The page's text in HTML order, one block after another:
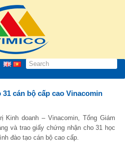
cán bộ cấp cao Vinacomin
Kinh doanh – Vinacomin, Tổng Giám
và trao giấy chứng nhận cho 31 học
đào tạo cán bộ cao cấp.